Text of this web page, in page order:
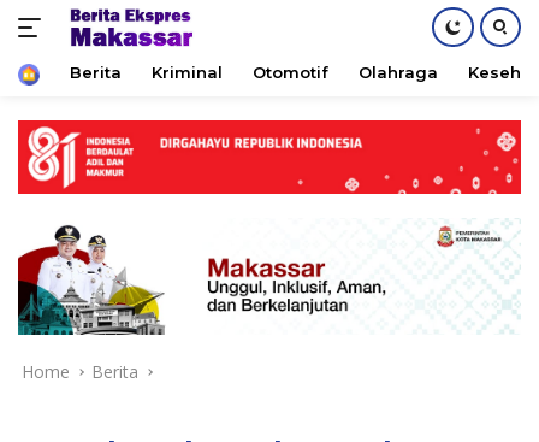
content
HomeBerita Kriminal Otomotif Olahraga
Home Berita